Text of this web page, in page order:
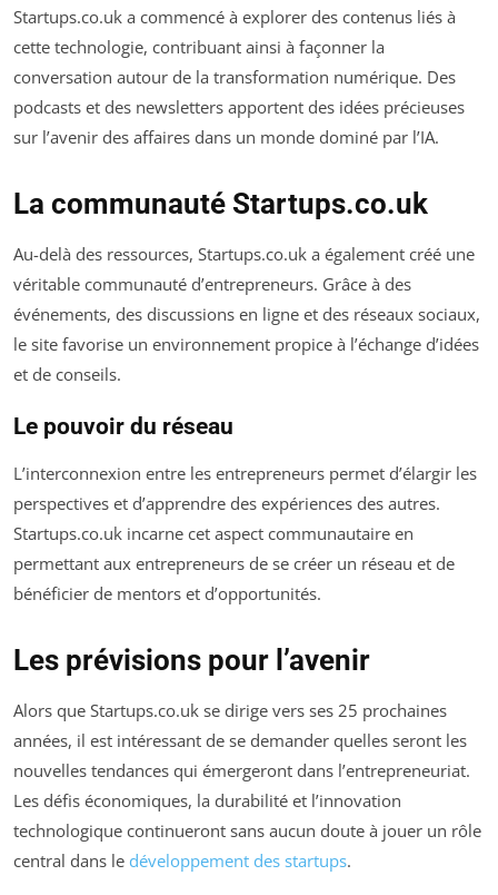
Startups.co.uk a commencé à explorer des contenus liés à
cette technologie, contribuant ainsi à façonner la
conversation autour de la transformation numérique. Des
podcasts et des newsletters apportent des idées précieuses
sur l’avenir des affaires dans un monde dominé par l’IA.
La communauté Startups.co.uk
Au-delà des ressources, Startups.co.uk a également créé une
véritable communauté d’entrepreneurs. Grâce à des
événements, des discussions en ligne et des réseaux sociaux,
le site favorise un environnement propice à l’échange d’idées
et de conseils.
Le pouvoir du réseau
L’interconnexion entre les entrepreneurs permet d’élargir les
perspectives et d’apprendre des expériences des autres.
Startups.co.uk incarne cet aspect communautaire en
permettant aux entrepreneurs de se créer un réseau et de
bénéficier de mentors et d’opportunités.
Les prévisions pour l’avenir
Alors que Startups.co.uk se dirige vers ses 25 prochaines
années, il est intéressant de se demander quelles seront les
nouvelles tendances qui émergeront dans l’entrepreneuriat.
Les défis économiques, la durabilité et l’innovation
technologique continueront sans aucun doute à jouer un rôle
central dans le développement des startups.